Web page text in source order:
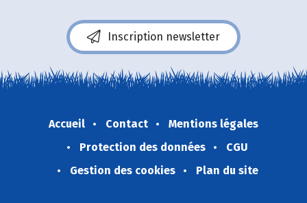
Inscription newsletter
Accueil Contact
Mentions légales
Protection des données
CGU
Gestion des cookies
Plan du site